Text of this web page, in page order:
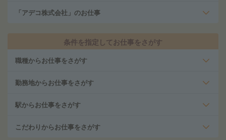
「アデコ株式会社」のお仕事
条件を指定してお仕事をさがす
職種からお仕事をさがす
勤務地からお仕事をさがす
駅からお仕事をさがす
こだわりからお仕事をさがす